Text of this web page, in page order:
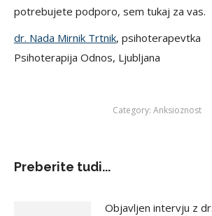
potrebujete podporo, sem tukaj za vas.
dr. Nada Mirnik Trtnik, psihoterapevtka
Psihoterapija Odnos, Ljubljana
Category: Anksioznost
Preberite tudi...
Objavljen intervju z